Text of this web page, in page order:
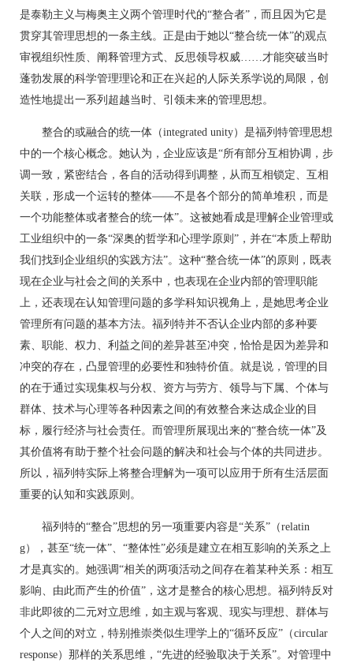
是泰勒主义与梅奥主义两个管理时代的“整合者”，而且因为它是
贯穿其管理思想的一条主线。正是由于她以“整合统一体”的观点
审视组织性质、阐释管理方式、反思领导权威……才能突破当时
蓬勃发展的科学管理理论和正在兴起的人际关系学说的局限，创
造性地提出一系列超越当时、引领未来的管理思想。
整合的或融合的统一体（integrated unity）是福列特管理思想
中的一个核心概念。她认为，企业应该是“所有部分互相协调，步
调一致，紧密结合，各自的活动得到调整，从而互相锁定、互相
关联，形成一个运转的整体——不是各个部分的简单堆积，而是
一个功能整体或者整合的统一体”。这被她看成是理解企业管理或
工业组织中的一条“深奥的哲学和心理学原则”，并在“本质上帮助
我们找到企业组织的实践方法”。这种“整合统一体”的原则，既表
现在企业与社会之间的关系中，也表现在企业内部的管理职能
上，还表现在认知管理问题的多学科知识视角上，是她思考企业
管理所有问题的基本方法。福列特并不否认企业内部的多种要
素、职能、权力、利益之间的差异甚至冲突，恰恰是因为差异和
冲突的存在，凸显管理的必要性和独特价值。就是说，管理的目
的在于通过实现集权与分权、资方与劳方、领导与下属、个体与
群体、技术与心理等各种因素之间的有效整合来达成企业的目
标，履行经济与社会责任。而管理所展现出来的“整合统一体”及
其价值将有助于整个社会问题的解决和社会与个体的共同进步。
所以，福列特实际上将整合理解为一项可以应用于所有生活层面
重要的认知和实践原则。
福列特的“整合”思想的另一项重要内容是“关系”（relatin
g），甚至“统一体”、“整体性”必须是建立在相互影响的关系之上
才是真实的。她强调“相关的两项活动之间存在着某种关系：相互
影响、由此而产生的价值”，这才是整合的核心思想。福列特反对
非此即彼的二元对立思维，如主观与客观、现实与理想、群体与
个人之间的对立，特别推崇类似生理学上的“循环反应”（circular
response）那样的关系思维，“先进的经验取决于关系”。对管理中